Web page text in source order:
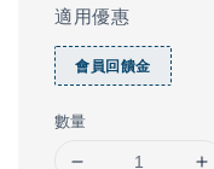
適用優惠
會員回饋金
數量